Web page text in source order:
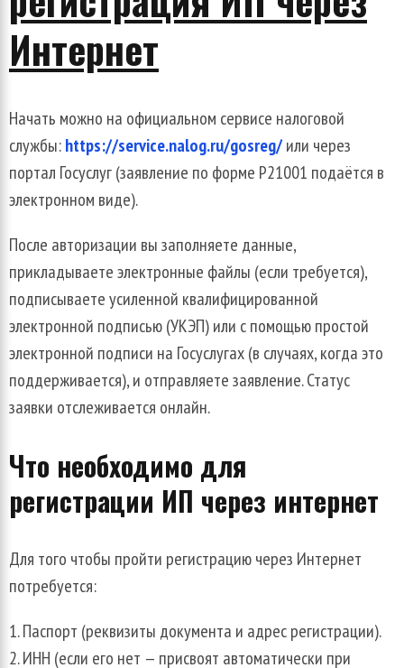
Интернет
Начать можно на официальном сервисе налоговой
службы:https://service.nalog.ru/gosreg/или через
портал Госуслуг (заявление по форме Р21001 подаётся в
электронном виде).
После авторизации вы заполняете данные,
прикладываете электронные файлы (если требуется),
подписываете усиленной квалифицированной
электронной подписью (УКЭП) или с помощью простой
электронной подписи на Госуслугах (в случаях, когда это
поддерживается), и отправляете заявление. Статус
заявки отслеживается онлайн.
Что необходимо для
регистрации ИП через интернет
Для того чтобы пройти регистрацию через Интернет
потребуется:
Паспорт (реквизиты документа и адрес регистрации).
ИНН (если его нет — присвоят автоматически при